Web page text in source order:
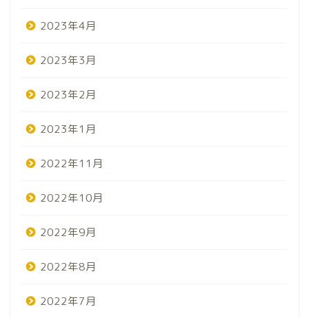
2023年4月
2023年3月
2023年2月
2023年1月
2022年11月
2022年10月
2022年9月
2022年8月
2022年7月